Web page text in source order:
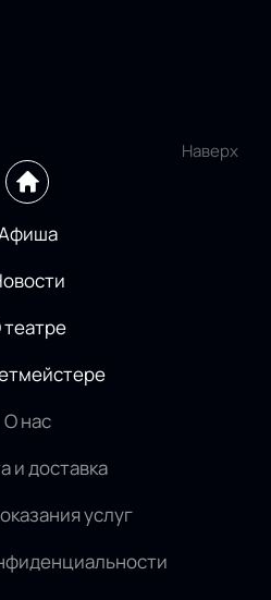
Наверх
О нас
и доставка
услуг